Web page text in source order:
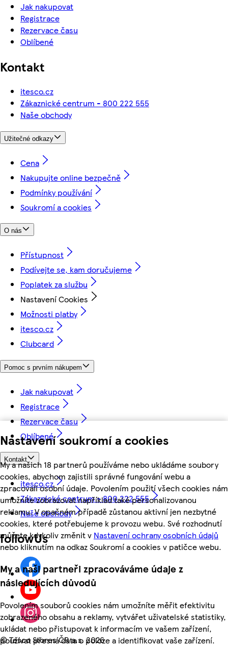
Nastavení soukromí a cookies
My a našich 18 partnerů používáme nebo ukládáme soubory
cookies, abychom zajistili správné fungování webu a
zpracovali osobní údaje. Povolením použití všech cookies nám
umožníte zobrazovat například také personalizovanou
reklamu. V opačném případě zůstanou aktivní jen nezbytné
cookies, které potřebujeme k provozu webu. Své rozhodnutí
můžete kdykoliv změnit v Nastavení ochrany osobních údajů
nebo kliknutím na odkaz Soukromí a cookies v patičce webu.
My a naši partneři zpracováváme údaje z
následujících důvodů
Povolením souborů cookies nám umožníte měřit efektivitu
zobrazeného obsahu a reklamy, vytvářet uživatelské statistiky,
ukládat nebo přistupovat k informacím ve vašem zařízení,
používat přesná data o poloze a identifikovat vaše zařízení.
Jak nakupovat
Registrace
Rezervace času
Oblíbené
Kontakt
itesco.cz
Zákaznické centrum - 800 222 555
Naše obchody
Užitečné odkazy
Cena
Nakupujte online bezpečně
Podmínky používání
Soukromí a cookies
O nás
Přístupnost
Podívejte se, kam doručujeme
Poplatek za službu
Nastavení Cookies
Možnosti platby
itesco.cz
Clubcard
Pomoc s prvním nákupem
Jak nakupovat
Registrace
Rezervace času
Oblíbené
Kontakt
itesco.cz
Zákaznické centrum - 800 222 555
Naše obchody
followUs
©Tesco Stores ČR a.s. 2026